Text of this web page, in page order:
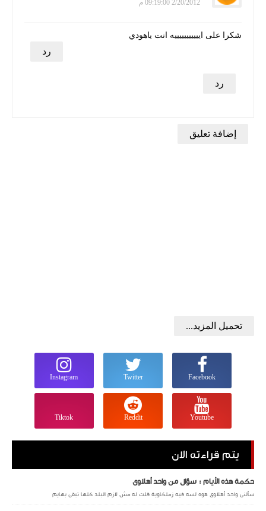
2/20/2012 09:19:00 م
شكرا على ايييييييييييه انت ياهودي
رد
رد
إضافة تعليق
تحميل المزيد...
Facebook
Twitter
Instagram
Youtube
Reddit
Tiktok
يتم قراءته الان
حكمة هذه الأيام : سؤال من واحد أهلاوى
سألنى واحد أهلاوى هوه لسه فيه زملكاوية قلت له مش لازم البلد كلها تبقى بهايم